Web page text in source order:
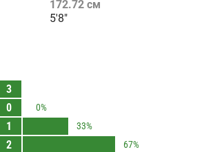
172.72 см
5'8"
3
0
0%
1
33%
2
67%